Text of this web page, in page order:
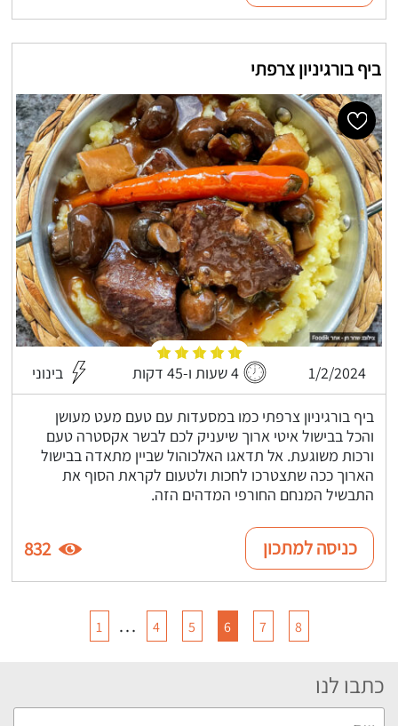
ביף בורגיניון צרפתי
1/2/2024 4 שעות ו-45 דקות בינוני
ביף בורגיניון צרפתי כמו במסעדות עם טעם מעט מעושן
והכל בבישול איטי ארוך שיעניק לכם לבשר אקסטרה טעם
ורכות משוגעת. אל תדאגו האלכוהול שביין מתאדה בבישול
הארוך ככה שתצטרכו לחכות ולטעום לקראת הסוף את
התבשיל המנחם החורפי המדהים הזה.
כניסה למתכון 832
1 … 4 5 6 7 8
כתבו לנו